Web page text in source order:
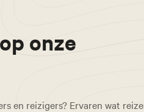
onze
en reizigers? Ervaren wat